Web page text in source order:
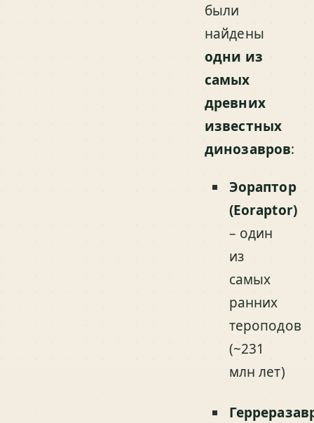
были
найдены
одни из
самых
древних
известных
динозавров:
Эораптор
(Eoraptor)
– один
из
самых
ранних
тероподов
(~231
млн лет)